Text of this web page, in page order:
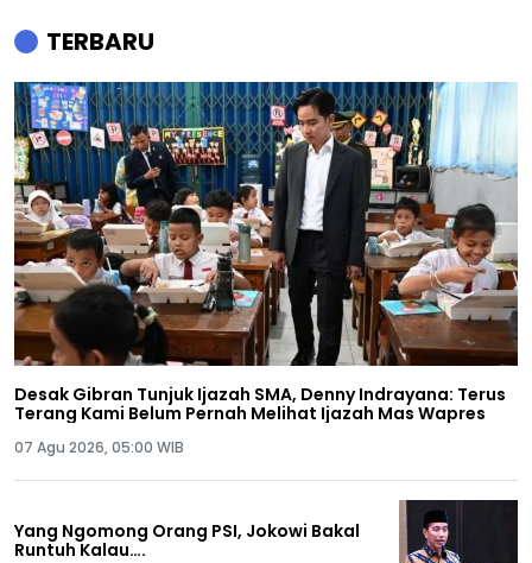
TERBARU
Desak Gibran Tunjuk Ijazah SMA, Denny Indrayana: Terus
Terang Kami Belum Pernah Melihat Ijazah Mas Wapres
07 Agu 2026, 05:00 WIB
Yang Ngomong Orang PSI, Jokowi Bakal
Runtuh Kalau….